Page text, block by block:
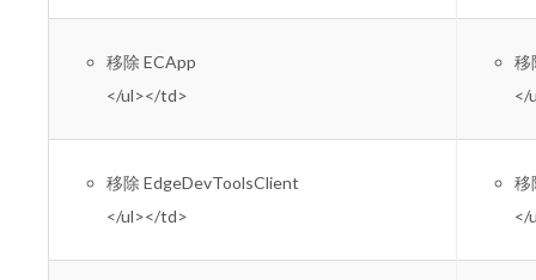
移除 ECApp
</ul></td>
移
</
移除 EdgeDevToolsClient
</ul></td>
移
</